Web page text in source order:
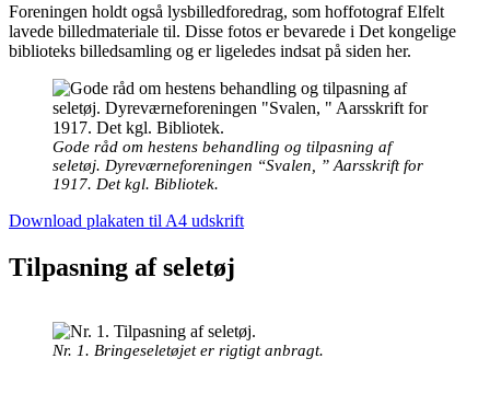
Foreningen holdt også lysbilledforedrag, som hoffotograf Elfelt
lavede billedmateriale til. Disse fotos er bevarede i Det kongelige
biblioteks billedsamling og er ligeledes indsat på siden her.
Gode råd om hestens behandling og tilpasning af
seletøj. Dyreværneforeningen “Svalen, ” Aarsskrift for
1917. Det kgl. Bibliotek.
Download plakaten til A4 udskrift
Tilpasning af seletøj
Nr. 1. Bringeseletøjet er rigtigt anbragt.